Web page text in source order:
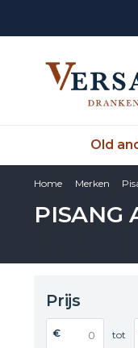
Old
Home Merken
PISANG
Prijs
€ tot